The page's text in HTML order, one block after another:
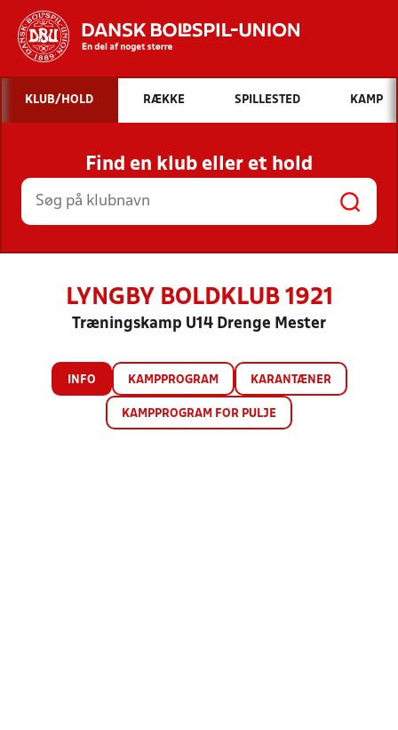
Hvad vil du søge efter?
INDHOLD OG NYHEDER
STILLINGER, RESULTATER, KLUBBER OG
HOLD
KLUB/HOLD RÆKKE SPILLESTED KAMP
Find en klub eller et hold
LYNGBY BOLDKLUB 1921
Træningskamp U14 Drenge Mester
INFO KAMPPROGRAM KARANTÆNER
KAMPPROGRAM FOR PULJE